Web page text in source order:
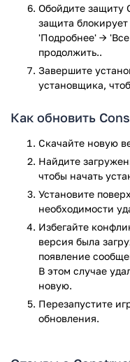
Освойте управление
выполните все
систему управления,
стороне экрана
можно передвигать
На правой стороне
которых игрок сможет
части экрана
управление разной
«Destroy». С
убрать технику с
будет нельзя,
«Switch». Нажав
переключиться на
если при
несколькими
Особенности
Хорошая
Обойдите защиту
защита
'Подробнее' → 'Все
продолжить..
Завершите
установщика,
Как обновить
Скачайте новую
Найдите
чтобы начать
Установите
необходимости
Избегайте
версия была
появление
В этом случае
новую.
Перезапустите
обновления.